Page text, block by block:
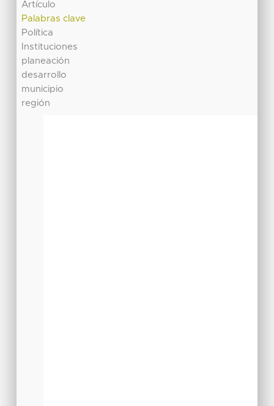
Artículo
Palabras clave
Política
Instituciones
planeación
desarrollo
municipio
región